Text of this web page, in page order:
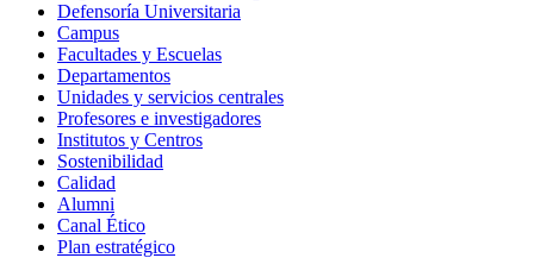
Defensoría Universitaria
Campus
Facultades y Escuelas
Departamentos
Unidades y servicios centrales
Profesores e investigadores
Institutos y Centros
Sostenibilidad
Calidad
Alumni
Canal Ético
Plan estratégico